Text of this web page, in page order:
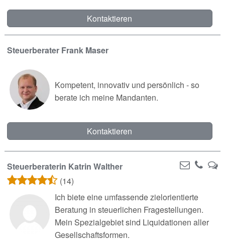
Kontaktieren
Steuerberater Frank Maser
Kompetent, innovativ und persönlich - so
berate ich meine Mandanten.
Kontaktieren
Steuerberaterin Katrin Walther
(14)
Ich biete eine umfassende zielorientierte
Beratung in steuerlichen Fragestellungen.
Mein Spezialgebiet sind Liquidationen aller
Gesellschaftsformen.